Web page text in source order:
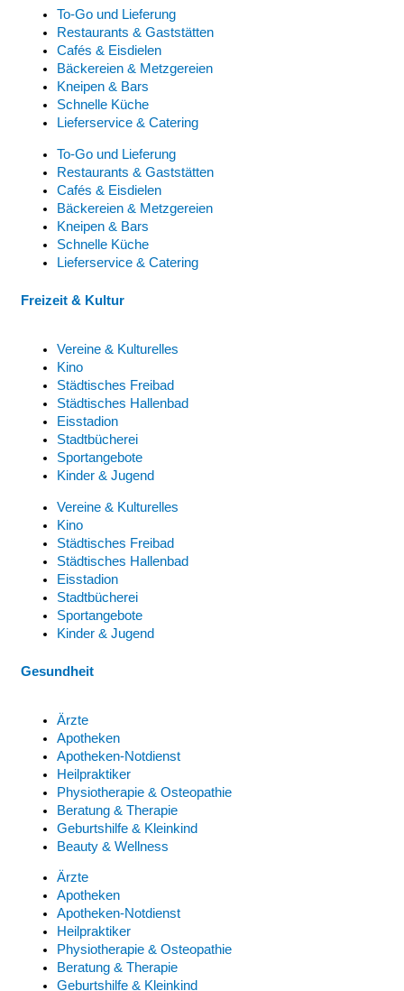
To-Go und Lieferung
Restaurants & Gaststätten
Cafés & Eisdielen
Bäckereien & Metzgereien
Kneipen & Bars
Schnelle Küche
Lieferservice & Catering
To-Go und Lieferung
Restaurants & Gaststätten
Cafés & Eisdielen
Bäckereien & Metzgereien
Kneipen & Bars
Schnelle Küche
Lieferservice & Catering
Freizeit & Kultur
Vereine & Kulturelles
Kino
Städtisches Freibad
Städtisches Hallenbad
Eisstadion
Stadtbücherei
Sportangebote
Kinder & Jugend
Vereine & Kulturelles
Kino
Städtisches Freibad
Städtisches Hallenbad
Eisstadion
Stadtbücherei
Sportangebote
Kinder & Jugend
Gesundheit
Ärzte
Apotheken
Apotheken-Notdienst
Heilpraktiker
Physiotherapie & Osteopathie
Beratung & Therapie
Geburtshilfe & Kleinkind
Beauty & Wellness
Ärzte
Apotheken
Apotheken-Notdienst
Heilpraktiker
Physiotherapie & Osteopathie
Beratung & Therapie
Geburtshilfe & Kleinkind